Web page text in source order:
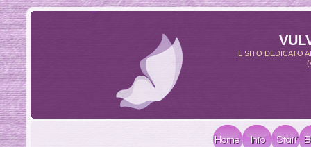
IL SITO DEDICATO